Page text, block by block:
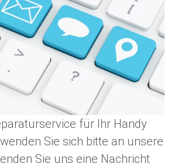
für Ihr Handy
Sie sich bitte an unsere
Sie uns eine Nachricht